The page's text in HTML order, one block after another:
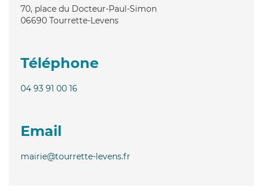
70, place du Docteur-Paul-Simon
06690 Tourrette-Levens
Téléphone
04 93 91 00 16
Email
mairie@tourrette-levens.fr